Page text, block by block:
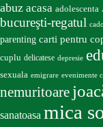
abuz acasa adolescenta
bucureşti-regatul
parenting carti pentru
cuplu delicatese depresie
sexuala emigrare evenimente
nemuritoare
sanatoasa mica